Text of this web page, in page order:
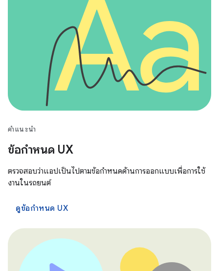
คำแนะนำ
ข้อกำหนด UX
ตรวจสอบว่าแอปเป็นไปตามข้อกำหนดด้านการออกแบบเพื่อการใช้
งานในรถยนต์
ดูข้อกำหนด UX